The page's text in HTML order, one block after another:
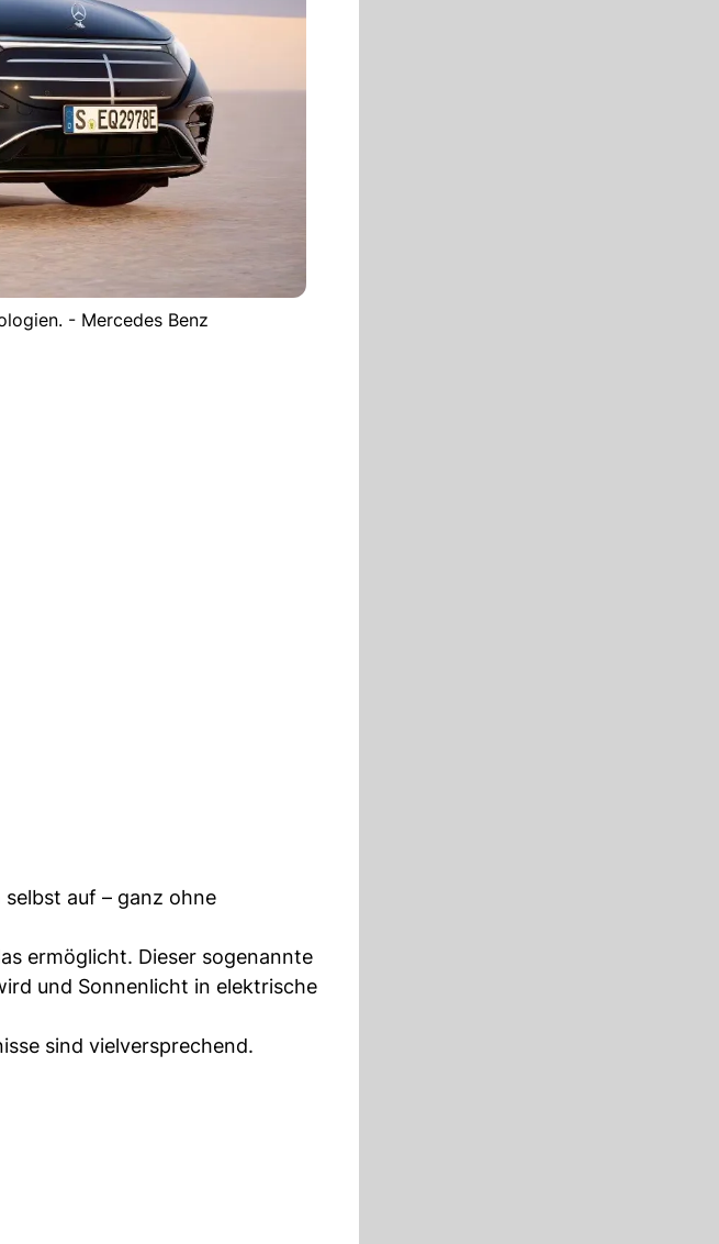
- Mercedes Benz
auf – ganz ohne
ermöglicht. Dieser sogenannte
und Sonnenlicht in elektrische
sind vielversprechend.